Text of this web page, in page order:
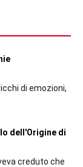
di emozioni,
dell'Origine di
creduto che